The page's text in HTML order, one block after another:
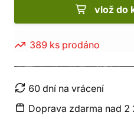
vlož do
389 ks prodáno
60 dní na vrácení
Doprava zdarma nad 2